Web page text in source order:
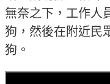
無奈之下，工作人
狗，然後在附近民
狗。